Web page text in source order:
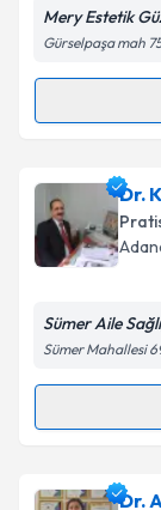
Metni
Mery Estetik
Gürselpaşa mah
Dr.
Size bu
Metni
Dr.
Sümer Aile
Sümer Mahallesi
Dr. Dr.